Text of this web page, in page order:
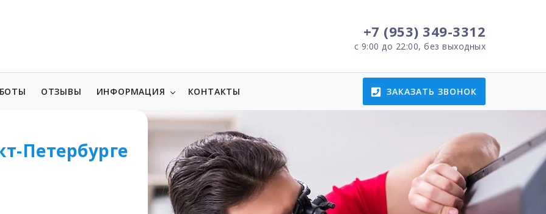
+7 (953) 349-3312
с 9:00 до 22:00, без выходных
ОТЗЫВЫ ИНФОРМАЦИЯ КОНТАКТЫ ЗАКАЗАТЬ ЗВОНОК
Петербурге